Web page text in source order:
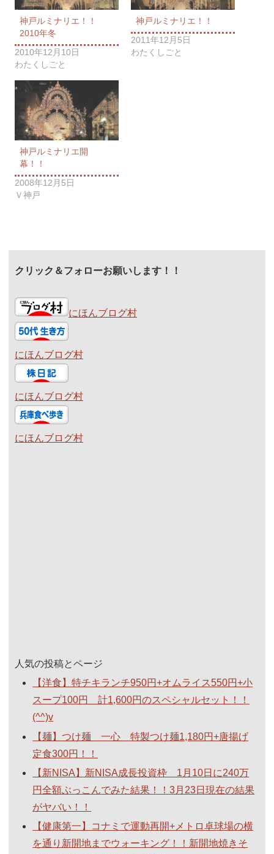
神戸ルミナリエ！！
2010年冬
2010年12月10日
わたくしごと
神戸ルミナリエ！！
2011年12月5日
わたくしごと
神戸ルミナリエ開
幕！！
2008年12月5日
Ｖ神戸
クリック＆フォローお願いします！！
にほんブログ村
にほんブログ村
にほんブログ村
にほんブログ村
人気の投稿とページ
【洋食】特チキランチ950円+オムライス550円+小
スープ100円 計1,600円のスペシャルセット！！
(^^)v
【麺】つけ麺 一心 特製つけ麺1,180円+唐揚げ
定食300円！！
【新NISA】新NISA成長投資枠 1月10日に240万
円全額ぶっこんでみた結果！！3月23日現在の結果
がヤバい！！
【健康第一】コナミで運動再開+メトロ卓球場の横
を通り新開地までウォーキング！！新開地焼きそ